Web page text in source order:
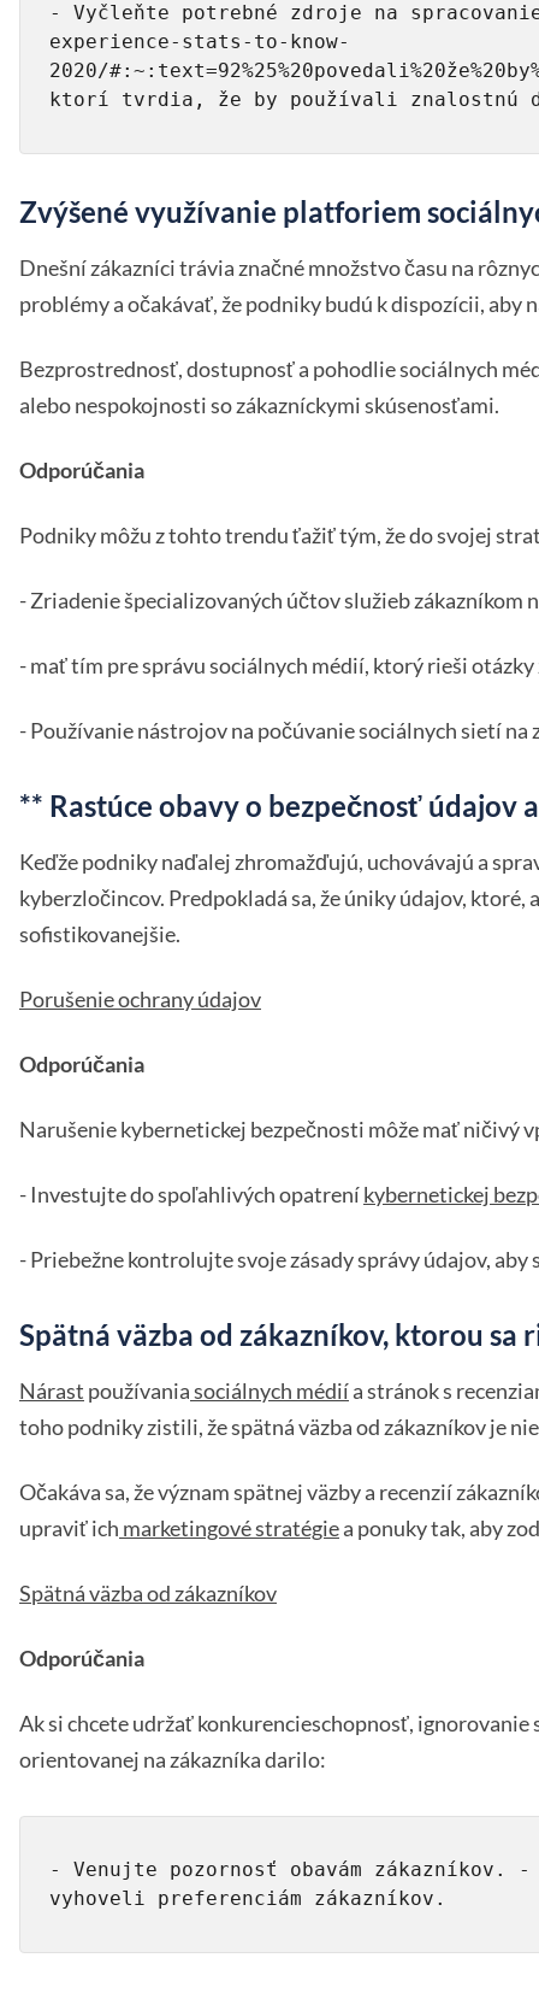
- Vyčleňte potrebné zdroje na
experience-stats-to-know-
2020/
ktorí tvrdia, že by používali znalostnú
Zvýšené využívanie platforiem
Dnešní zákazníci trávia značné množstvo času na
problémy a očakávať, že podniky budú k dispozícii, aby
Bezprostrednosť, dostupnosť a pohodlie sociálnych
alebo nespokojnosti so zákazníckymi skúsenosťami.
Odporúčania
Podniky môžu z tohto trendu ťažiť tým, že do svojej
- Zriadenie špecializovaných účtov služieb zákazníkom
- mať tím pre správu sociálnych médií, ktorý rieši otázky
- Používanie nástrojov na počúvanie sociálnych sietí
** Rastúce obavy o bezpečnosť údajov
Keďže podniky naďalej zhromažďujú, uchovávajú a
kyberzločincov. Predpokladá sa, že úniky údajov,
sofistikovanejšie.
Porušenie ochrany údajov
Odporúčania
Narušenie kybernetickej bezpečnosti môže mať ničivý
- Investujte do spoľahlivých opatreníkybernetickej
- Priebežne kontrolujte svoje zásady správy údajov,
Spätná väzba od zákazníkov, ktorou sa
Nárast používaniasociálnych médiía stránok s
toho podniky zistili, že spätná väzba od zákazníkov je
Očakáva sa, že význam spätnej väzby a recenzií
upraviť ich marketingové stratégiea ponuky tak, aby
Spätná väzba od zákazníkov
Odporúčania
Ak si chcete udržať konkurencieschopnosť,
orientovanej na zákazníka darilo:
- Venujte pozornosť obavám
vyhoveli preferenciám zákazníkov.